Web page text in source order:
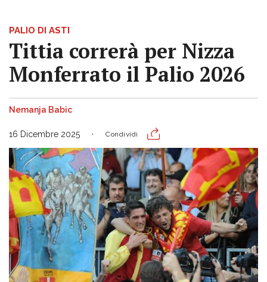
PALIO DI ASTI
Tittia correrà per Nizza
Monferrato il Palio 2026
Nemanja Babic
16 Dicembre 2025 Condividi